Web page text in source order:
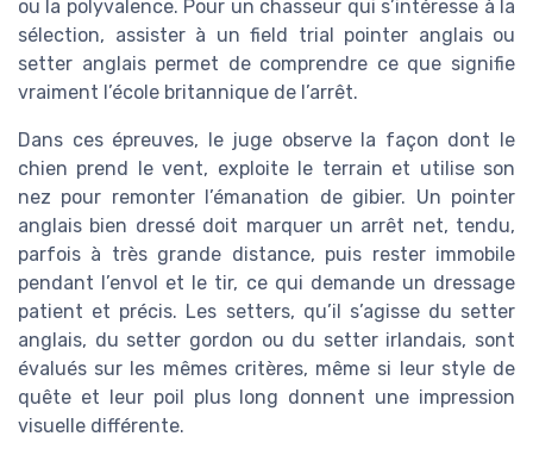
ou la polyvalence. Pour un chasseur qui s’intéresse à la
sélection, assister à un field trial pointer anglais ou
setter anglais permet de comprendre ce que signifie
vraiment l’école britannique de l’arrêt.
Dans ces épreuves, le juge observe la façon dont le
chien prend le vent, exploite le terrain et utilise son
nez pour remonter l’émanation de gibier. Un pointer
anglais bien dressé doit marquer un arrêt net, tendu,
parfois à très grande distance, puis rester immobile
pendant l’envol et le tir, ce qui demande un dressage
patient et précis. Les setters, qu’il s’agisse du setter
anglais, du setter gordon ou du setter irlandais, sont
évalués sur les mêmes critères, même si leur style de
quête et leur poil plus long donnent une impression
visuelle différente.